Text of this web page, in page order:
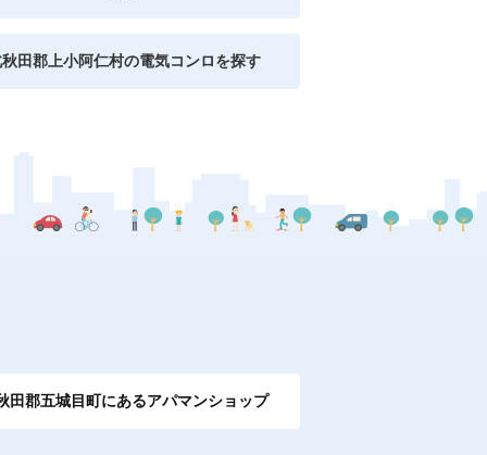
田郡上小阿仁村の電気コンロを探す
田郡五城目町にあるアパマンショップ